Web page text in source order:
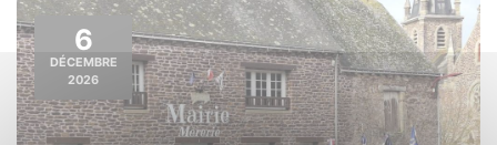
6
DÉCEMBRE
2026